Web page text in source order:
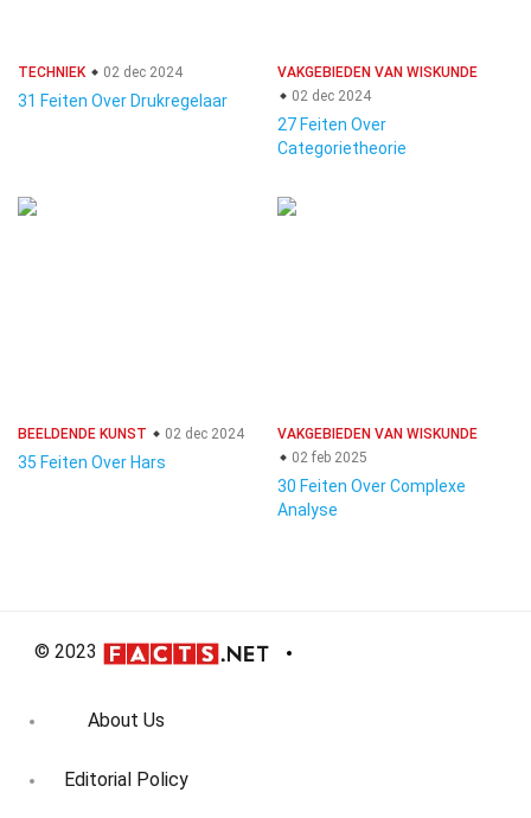
TECHNIEK 02 dec 2024
31 Feiten Over Drukregelaar
VAKGEBIEDEN VAN WISKUNDE
02 dec 2024
27 Feiten Over
Categorietheorie
BEELDENDE KUNST 02 dec 2024
35 Feiten Over Hars
VAKGEBIEDEN VAN WISKUNDE
02 feb 2025
30 Feiten Over Complexe
Analyse
© 2023
About Us
Editorial Policy